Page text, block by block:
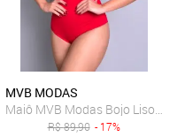
Collant Decote
MVB MODAS
Maiô MVB Modas Bojo Liso
R$89,90 - 17%